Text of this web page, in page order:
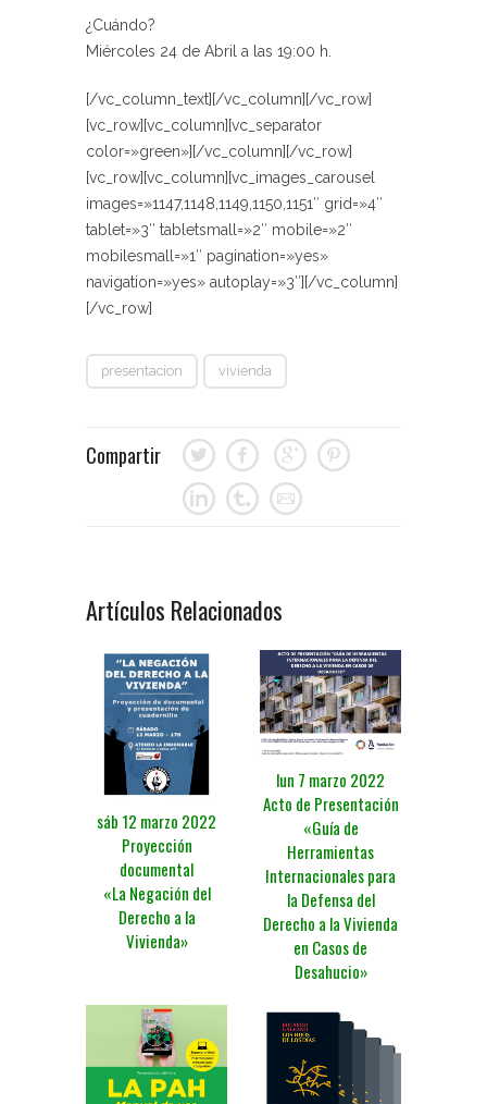
¿Cuándo?
Miércoles 24 de Abril a las 19:00 h.
[/vc_column_text][/vc_column][/vc_row]
[vc_row][vc_column][vc_separator
color=»green»][/vc_column][/vc_row]
[vc_row][vc_column][vc_images_carousel
images=»1147,1148,1149,1150,1151″ grid=»4″
tablet=»3″ tabletsmall=»2″ mobile=»2″
mobilesmall=»1″ pagination=»yes»
navigation=»yes» autoplay=»3″][/vc_column]
[/vc_row]
presentacion vivienda
Compartir
Artículos Relacionados
sáb 12 marzo 2022
Proyección
documental
«La Negación del
Derecho a la
Vivienda»
lun 7 marzo 2022
Acto de Presentación
«Guía de
Herramientas
Internacionales para
la Defensa del
Derecho a la Vivienda
en Casos de
Desahucio»